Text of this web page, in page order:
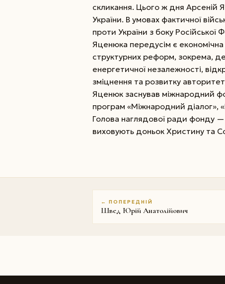
скликання. Цього ж дня Арсеній
України. В умовах фактичної
проти України з боку Російської
Яценюка передусім є економічна
структурних реформ, зокрема,
енергетичної незалежності,
зміцнення та розвитку
Яценюк заснував міжнародний
програм «Міжнародний діалог»,
Голова наглядової ради фонду
виховують доньок Христину та
← ПОПЕРЕДНІЙ
Швед Юрій Анатолійович